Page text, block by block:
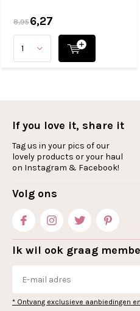
8,956,27
If you love it, share it
Tag us in your pics of our
lovely products or your haul
on Instagram & Facebook!
Volg ons
Ik wil ook graag
* Ontvang exclusieve aanbiedingen